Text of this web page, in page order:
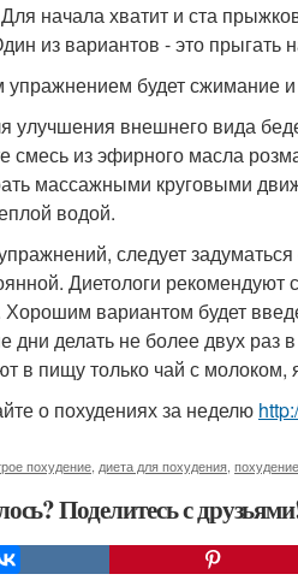
начала хватит и ста
из вариантов - это
будет сжимание
улучшения внешнего вида
смесь из эфирного масла
массажными круговыми
водой.
следует
Диетологи рекомендуют
Хорошим вариантом будет
дни делать не более двух раз
в пищу только чай с молоком,
о похудениях за неделю
похудение диета для похудения
Поделитесь с